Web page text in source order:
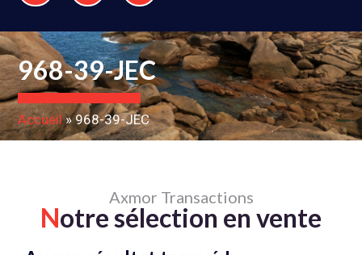
968-39-JEC
Accueil»968-39-JEC
Axmor Transactions
Notre sélection en vente